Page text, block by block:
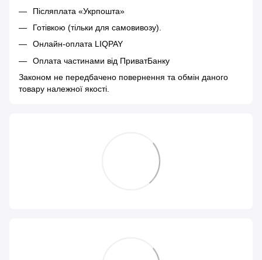
Післяплата «Укрпошта»
Готівкою (тільки для самовивозу).
Онлайн-оплата LIQPAY
Оплата частинами від ПриватБанку
Законом не передбачено повернення та обмін даного
товару належної якості.